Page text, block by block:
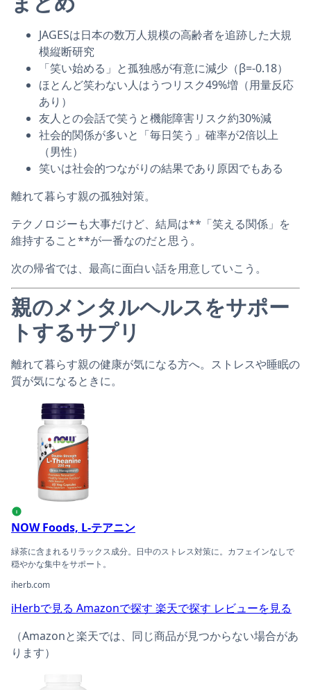
JAGESは日本の数万人規模の高齢者を追跡した大規
模縦断研究
「笑い始める」と孤独感が有意に減少（β=-0.18）
ほとんど笑わない人はうつリスク49%増（用量反応
あり）
友人との会話で笑うと機能障害リスク約30%減
社会的関係が多いと「毎日笑う」確率が2倍以上
（男性）
笑いは社会的つながりの結果であり原因でもある
離れて暮らす親の孤独対策。
テクノロジーも大事だけど、結局は**「笑える関係」を
維持すること**が一番なのだと思う。
次の帰省では、最高に面白い話を用意していこう。
親のメンタルヘルスをサポー
トするサプリ
離れて暮らす親の健康が気になる方へ。ストレスや睡眠の
質が気になるときに。
NOW Foods, L-テアニンの商品ページへ
i
NOW Foods, L-テアニン
緑茶に含まれるリラックス成分。日中のストレス対策に。カフェインなしで
穏やかな集中をサポート。
iherb.com
iHerbで見る Amazonで探す 楽天で探す レビューを見る
（Amazonと楽天では、同じ商品が見つからない場合があ
ります）
California Gold Nutrition, ビスグリシン酸マグネシウムの